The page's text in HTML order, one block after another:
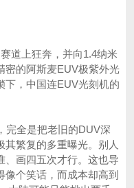
道上狂奔，并向1.4纳米
密的阿斯麦EUV极紫外光
下，中国连EUV光刻机的
完全是把老旧的DUV深
繁复的多重曝光。别人
、画四五次才行。这也导
个笑话，而成本却高到